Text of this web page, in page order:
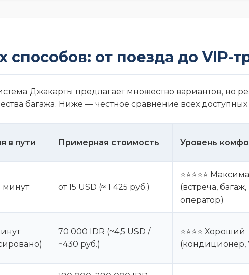
способов: от поезда до VIP-
Джакарты предлагает множество вариантов, но
багажа. Ниже — честное сравнение всех доступных
в пути Примерная стоимость Уровень
минут от 15 USD (≈ 1 425 руб.)
⭐⭐⭐⭐⭐
(встреча, багаж,
оператор)
70 000 IDR (~4,5 USD /
~430 руб.)
⭐⭐⭐⭐ Хороший
(кондиционер,